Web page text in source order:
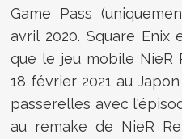
Game Pass
avril 2020. Square
que le jeu mobile NieR
18 février 2021 au
passerelles avec
au remake de NieR